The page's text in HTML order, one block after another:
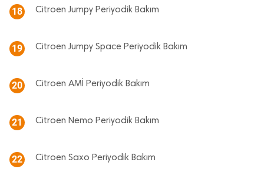
18 Citroen Jumpy Periyodik Bakım
19 Citroen Jumpy Space Periyodik Bakım
20 Citroen AMİ Periyodik Bakım
21 Citroen Nemo Periyodik Bakım
22 Citroen Saxo Periyodik Bakım